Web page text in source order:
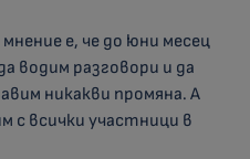
е, че до юни месец
водим разговори и да
никакви промяна. А
с всички участници в